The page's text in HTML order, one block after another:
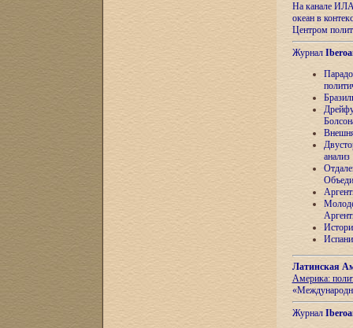
На канале
океан в
Центром
Журнал
анализ
Латинская
Америка:
Журнал